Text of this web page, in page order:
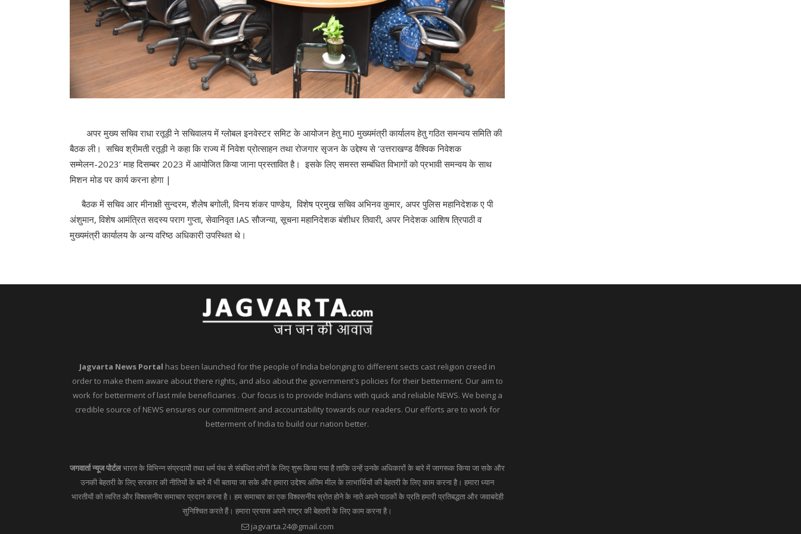
अपर मुख्य सचिव राधा रतूड़ी ने सचिवालय में ग्लोबल इनवेस्टर समिट के आयोजन हेतु मा0 मुख्यमंत्री कार्यालय हेतु गठित समन्वय समिति की
बैठक ली। सचिव श्रीमती रतूड़ी ने कहा कि राज्य में निवेश प्रोत्साहन तथा रोजगार सृजन के उद्देश्य से ‘उत्तराखण्ड वैश्विक निवेशक
सम्मेलन-2023’ माह दिसम्बर 2023 में आयोजित किया जाना प्रस्तावित है। इसके लिए समस्त सम्बंधित विभागों को प्रभावी समन्वय के साथ
मिशन मोड पर कार्य करना होगा |
बैठक में सचिव आर मीनाक्षी सुन्दरम, शैलेष बगोली, विनय शंकर पाण्डेय, विशेष प्रमुख सचिव अभिनव कुमार, अपर पुलिस महानिदेशक ए पी
अंशुमान, विशेष आमंत्रित सदस्य पराग गुप्ता, सेवानिवृत IAS सौजन्या, सूचना महानिदेशक बंशीधर तिवारी, अपर निदेशक आशिष त्रिपाठी व
मुख्यमंत्री कार्यालय के अन्य वरिष्ठ अधिकारी उपस्थित थे।
Jagvarta News Portal has been launched for the people of India belonging to different sects cast religion creed in
order to make them aware about there rights, and also about the government's policies for their betterment. Our aim to
work for betterment of last mile beneficiaries . Our focus is to provide Indians with quick and reliable NEWS. We being a
credible source of NEWS ensures our commitment and accountability towards our readers. Our efforts are to work for
betterment of India to build our nation better.
जगवार्ता न्यूज पोर्टलभारत के विभिन्न संप्रदायों तथा धर्म पंथ से संबंधित लोगों के लिए शुरू किया गया है ताकि उन्हें उनके अधिकारों के बारे में जागरूक किया जा सके और
उनकी बेहतरी के लिए सरकार की नीतियों के बारे में भी बताया जा सके और हमारा उद्देश्य अंतिम मील के लाभार्थियों की बेहतरी के लिए काम करना है। हमारा ध्यान
भारतीयों को त्वरित और विश्वसनीय समाचार प्रदान करना है। हम समाचार का एक विश्वसनीय स्रोत होने के नाते अपने पाठकों के प्रति हमारी प्रतिबद्धता और जवाबदेही
सुनिश्चित करते हैं। हमारा प्रयास अपने राष्ट्र की बेहतरी के लिए काम करना है।
jagvarta.24@gmail.com